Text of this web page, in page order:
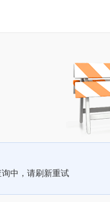
中，请刷新重试